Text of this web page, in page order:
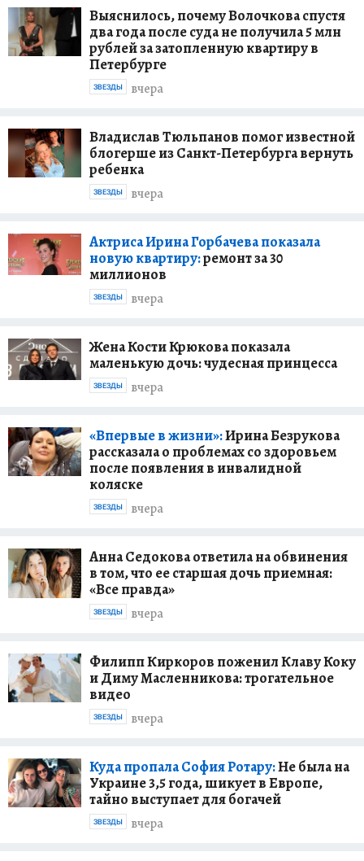
Выяснилось, почему Волочкова спустя
два года после суда не получила 5 млн
рублей за затопленную квартиру в
Петербурге
вчера
ЗВЕЗДЫ
Владислав Тюльпанов помог известной
блогерше из Санкт-Петербурга вернуть
ребенка
вчера
ЗВЕЗДЫ
Актриса Ирина Горбачева показала
новую квартиру:ремонт за 30
миллионов
вчера
ЗВЕЗДЫ
Жена Кости Крюкова показала
маленькую дочь: чудесная принцесса
вчера
ЗВЕЗДЫ
«Впервые в жизни»:Ирина Безрукова
рассказала о проблемах со здоровьем
после появления в инвалидной
коляске
вчера
ЗВЕЗДЫ
Анна Седокова ответила на обвинения
в том, что ее старшая дочь приемная:
«Все правда»
вчера
ЗВЕЗДЫ
Филипп Киркоров поженил Клаву Коку
и Диму Масленникова: трогательное
видео
вчера
ЗВЕЗДЫ
Куда пропала София Ротару:Не была на
Украине 3,5 года, шикует в Европе,
тайно выступает для богачей
вчера
ЗВЕЗДЫ